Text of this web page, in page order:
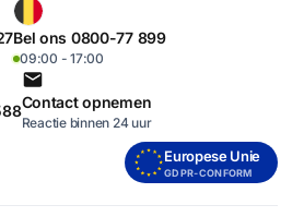
Bel ons 0800-77 899
09:00 - 17:00
Contact opnemen
Reactie binnen 24 uur
Europese Unie
GDPR-CONFORM